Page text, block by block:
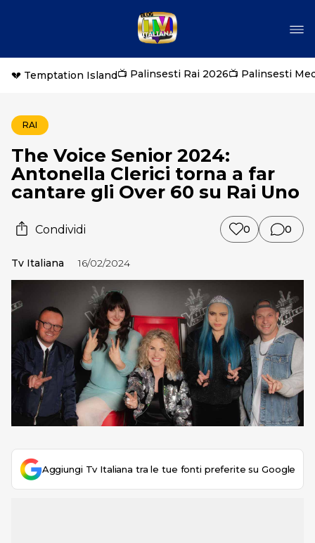
💔 Temptation Island📺 Palinsesti Rai 2026📺 Palinsesti
RAI
The Voice Senior 2024:
Antonella Clerici torna a far
cantare gli Over 60 su Rai Uno
Condividi 0 0
Tv Italiana 16/02/2024
Aggiungi Tv Italiana tra le tue fonti preferite su Google